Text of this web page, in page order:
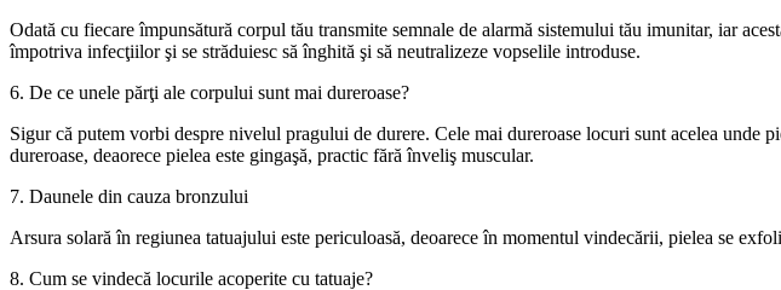
Odată cu fiecare împunsătură corpul tău transmite semnale de alarmă sistemului tău imunitar, iar
împotriva infecţiilor şi se străduiesc să înghită şi să neutralizeze vopselile introduse.
6. De ce unele părţi ale corpului sunt mai dureroase?
Sigur că putem vorbi despre nivelul pragului de durere. Cele mai dureroase locuri sunt acelea
dureroase, deaorece pielea este gingaşă, practic fără înveliş muscular.
7. Daunele din cauza bronzului
Arsura solară în regiunea tatuajului este periculoasă, deoarece în momentul vindecării, pielea se
8. Cum se vindecă locurile acoperite cu tatuaje?